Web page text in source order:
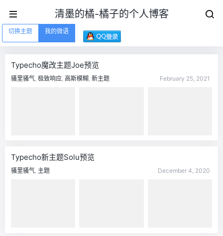
清墨的橘-橘子的个人博客
切换主题 我的微语
Typecho魔改主题Joe预览
骚里骚气 极致响应 高斯模糊 新主题 February 25, 2021
Typecho新主题Solu预览
骚里骚气, 主题 December 4, 2020